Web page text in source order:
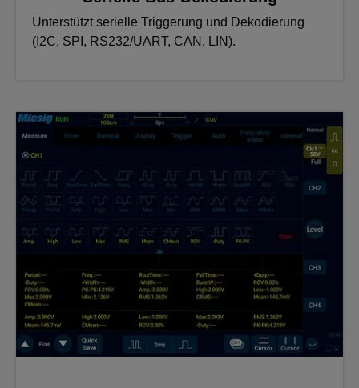
Unterstützt serielle Triggerung und Dekodierung
(I2C, SPI, RS232/UART, CAN, LIN).